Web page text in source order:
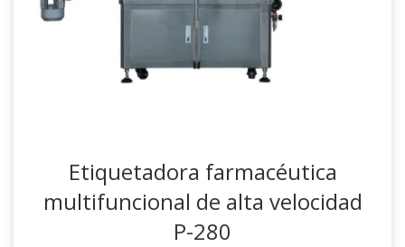
Etiquetadora farmacéutica
multifuncional de alta velocidad
P-280